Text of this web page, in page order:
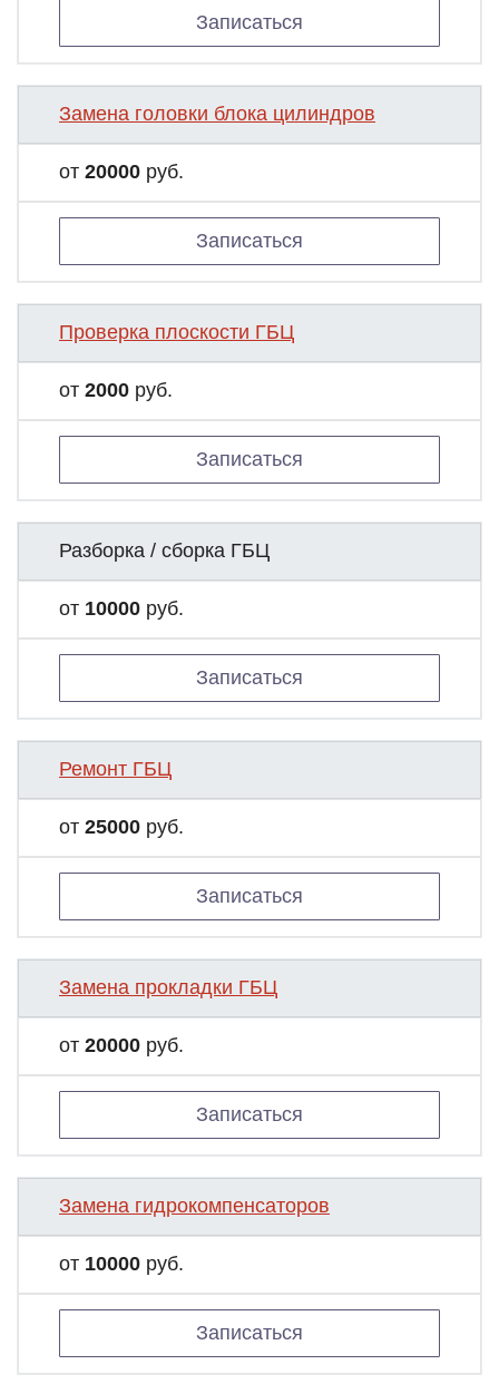
Записаться
Замена головки блока цилиндров
от 20000 руб.
Записаться
Проверка плоскости ГБЦ
от 2000 руб.
Записаться
Разборка / сборка ГБЦ
от 10000 руб.
Записаться
Ремонт ГБЦ
от 25000 руб.
Записаться
Замена прокладки ГБЦ
от 20000 руб.
Записаться
Замена гидрокомпенсаторов
от 10000 руб.
Записаться